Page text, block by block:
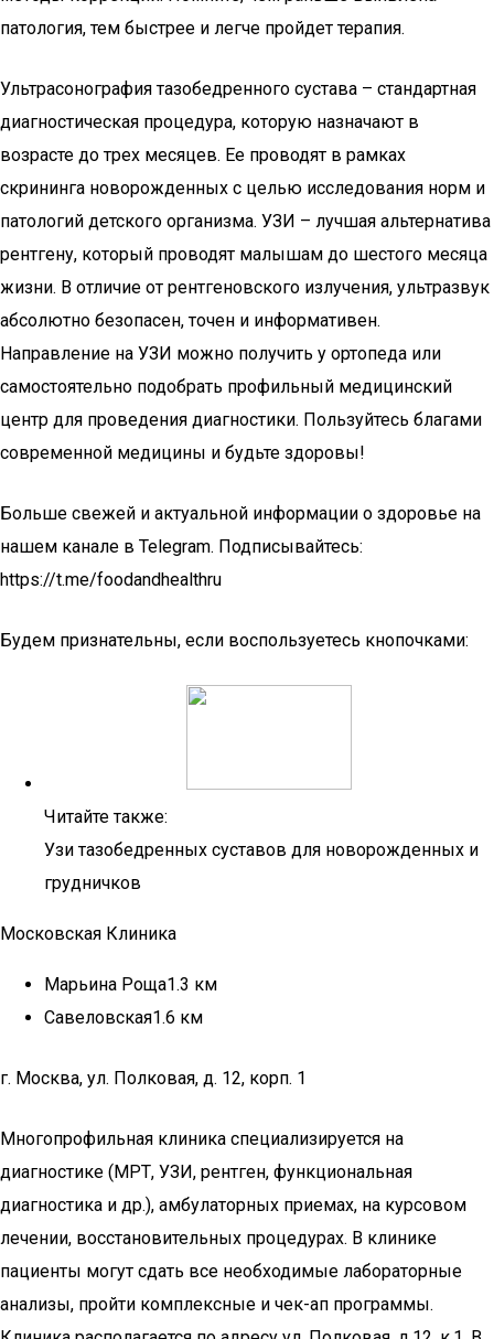
патология, тем быстрее и легче пройдет терапия.
Ультрасонография тазобедренного сустава – стандартная
диагностическая процедура, которую назначают в
возрасте до трех месяцев. Ее проводят в рамках
скрининга новорожденных с целью исследования норм и
патологий детского организма. УЗИ – лучшая альтернатива
рентгену, который проводят малышам до шестого месяца
жизни. В отличие от рентгеновского излучения, ультразвук
абсолютно безопасен, точен и информативен.
Направление на УЗИ можно получить у ортопеда или
самостоятельно подобрать профильный медицинский
центр для проведения диагностики. Пользуйтесь благами
современной медицины и будьте здоровы!
Больше свежей и актуальной информации о здоровье на
нашем канале в Telegram. Подписывайтесь:
https://t.me/foodandhealthru
Будем признательны, если воспользуетесь кнопочками:
Читайте также:
Узи тазобедренных суставов для новорожденных и
грудничков
Московская Клиника
Марьина Роща1.3 км
Савеловская1.6 км
г. Москва, ул. Полковая, д. 12, корп. 1
Многопрофильная клиника специализируется на
диагностике (МРТ, УЗИ, рентген, функциональная
диагностика и др.), амбулаторных приемах, на курсовом
лечении, восстановительных процедурах. В клинике
пациенты могут сдать все необходимые лабораторные
анализы, пройти комплексные и чек-ап программы.